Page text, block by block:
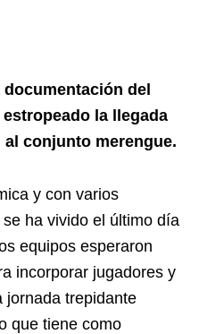
del
la llegada
conjunto merengue.
y con varios
ha vivido el último día
equipos esperaron
incorporar jugadores y
jornada trepidante
que tiene como